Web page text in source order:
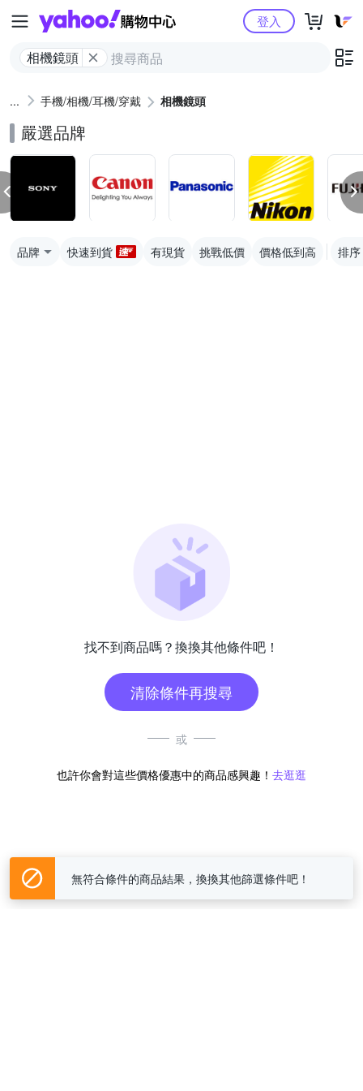
Yahoo購物中心
相機鏡頭
登入
手機/相機/耳機/穿戴 相機鏡頭
嚴選品牌
品牌 快速到貨 有現貨 挑戰低價 價格低到高 排序
找不到商品嗎？換換其他條件吧！
清除條件再搜尋
或
也許你會對這些價格優惠中的商品感興趣！ 去逛逛
無符合條件的商品結果，換換其他篩選條件吧！